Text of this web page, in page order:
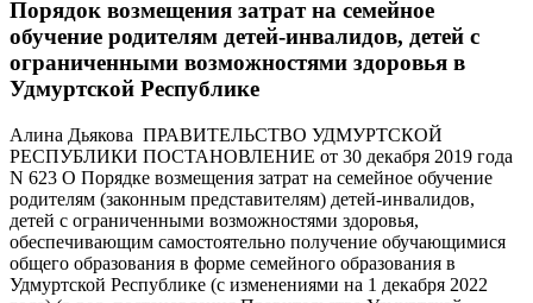
Порядок возмещения затрат на семейное
обучение родителям детей-инвалидов, детей с
ограниченными возможностями здоровья в
Удмуртской Республике
Алина Дьякова ПРАВИТЕЛЬСТВО УДМУРТСКОЙ
РЕСПУБЛИКИ ПОСТАНОВЛЕНИЕ от 30 декабря 2019 года
N 623 О Порядке возмещения затрат на семейное обучение
родителям (законным представителям) детей-инвалидов,
детей с ограниченными возможностями здоровья,
обеспечивающим самостоятельно получение обучающимися
общего образования в форме семейного образования в
Удмуртской Республике (с изменениями на 1 декабря 2022